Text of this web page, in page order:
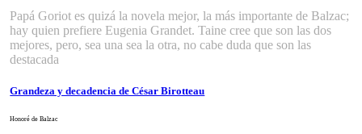
Papá Goriot es quizá la novela mejor, la más importante de Balzac;
hay quien prefiere Eugenia Grandet. Taine cree que son las dos
mejores, pero, sea una sea la otra, no cabe duda que son las
destacada
Grandeza y decadencia de César Birotteau
Honoré de Balzac